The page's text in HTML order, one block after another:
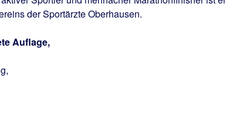
der Sportärzte Oberhausen.
Auflage,